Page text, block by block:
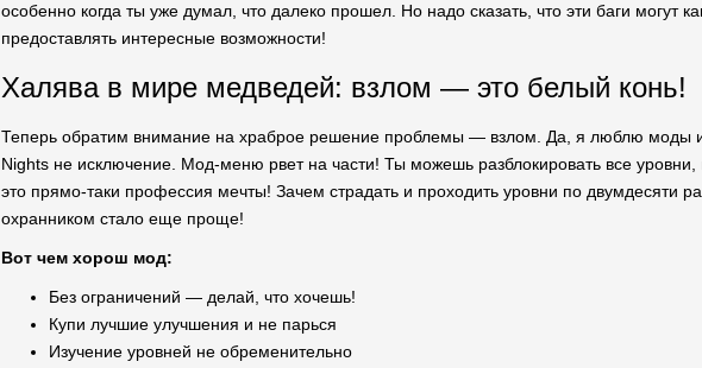
особенно когда ты уже думал, что далеко прошел. Но надо сказать, что эти баги могут
предоставлять интересные возможности!
Халява в мире медведей: взлом — это белый конь!
Теперь обратим внимание на храброе решение проблемы — взлом. Да, я люблю моды и
Nights не исключение. Мод-меню рвет на части! Ты можешь разблокировать все
это прямо-таки профессия мечты! Зачем страдать и проходить уровни по двумдесяти
охранником стало еще проще!
Вот чем хорош мод:
Без ограничений — делай, что хочешь!
Купи лучшие улучшения и не парься
Изучение уровней не обременительно